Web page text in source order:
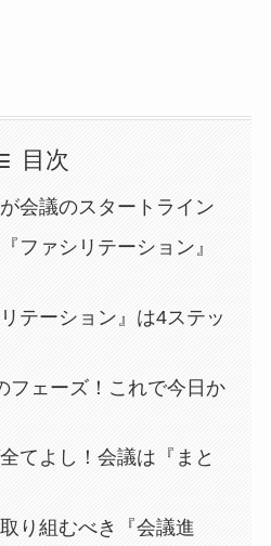
目次
会議のスタートライン
ファシリテーション』
テーション』は4ステッ
フェーズ！これで今日か
てよし！会議は『まと
り組むべき『会議進